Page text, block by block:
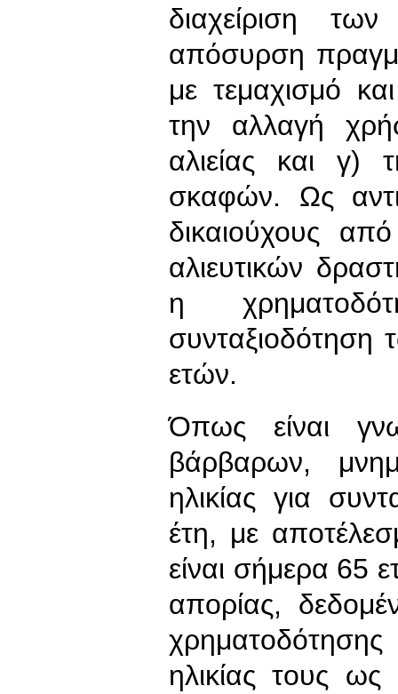
διαχείριση
απόσυρση
με τεμαχισμό
την αλλαγή
αλιείας και γ)
σκαφών. Ως
δικαιούχους
αλιευτικών
η
συνταξιοδότηση
ετών.
Όπως είναι
βάρβαρων,
ηλικίας για
έτη, με
είναι σήμερα 65
απορίας,
ηλικίας τους